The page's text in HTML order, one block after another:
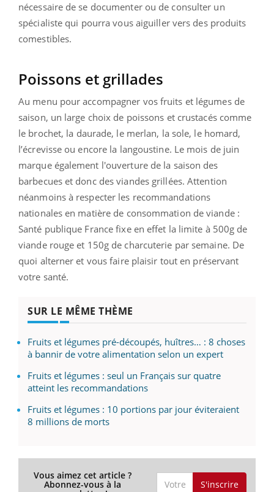
nécessaire de se documenter ou de consulter un
spécialiste qui pourra vous aiguiller vers des produits
comestibles.
Poissons et grillades
Au menu pour accompagner vos fruits et légumes de
saison, un large choix de poissons et crustacés comme
le brochet, la daurade, le merlan, la sole, le homard,
l’écrevisse ou encore la langoustine. Le mois de juin
marque également l'ouverture de la saison des
barbecues et donc des viandes grillées. Attention
néanmoins à respecter les recommandations
nationales en matière de consommation de viande :
Santé publique France fixe en effet la limite à 500g de
viande rouge et 150g de charcuterie par semaine. De
quoi alterner et vous faire plaisir tout en préservant
votre santé.
SUR LE MÊME THÈME
Fruits et légumes pré-découpés, huîtres… : 8 choses
à bannir de votre alimentation selon un expert
Fruits et légumes : seul un Français sur quatre
atteint les recommandations
Fruits et légumes : 10 portions par jour éviteraient
8 millions de morts
Vous aimez cet article ?
Abonnez-vous à la S'inscrire